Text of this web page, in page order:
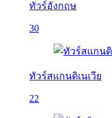
ทัวร์อังกฤษ
30
ทัวร์สแกนดิเนเวีย
22